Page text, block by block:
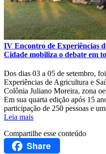
IV Encontro de Experiências
Cidade mobiliza o debate em
Dos dias 03 a 05 de setembro,
Experiências de Agricultura e
Colônia Juliano Moreira, zona
Em sua quarta edição após 15
participação de 250 pessoas e
Leia mais
Compartilhe esse conteúdo
Share